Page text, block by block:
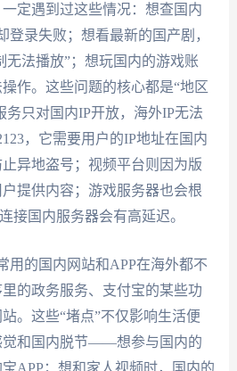
定遇到过这些情况：想查国内
登录失败；想看最新的国产剧，
无法播放”；想玩国内的游戏账
作。这些问题的核心都是“地区
只对国内IP开放，海外IP无法
，它需要用户的IP地址在国内
异地盗号；视频平台则因为版
提供内容；游戏服务器也会根
接国内服务器会有高延迟。
用的国内网站和APP在海外都不
的政务服务、支付宝的某些功
。这些“堵点”不仅影响生活便
觉和国内脱节——想参与国内的